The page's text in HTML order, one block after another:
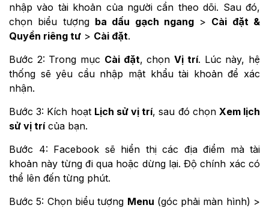
nhập vào tài khoản của người cần theo dõi. Sau đó,
chọn biểu tượng ba dấu gạch ngang> Cài đặt &
Quyền riêng tư > Cài đặt.
Bước 2: Trong mục Cài đặt, chọnVị trí. Lúc này, hệ
thống sẽ yêu cầu nhập mật khẩu tài khoản để xác
nhận.
Bước 3: Kích hoạt Lịch sử vị trí, sau đó chọn Xem lịch
sử vị trícủa bạn.
Bước 4: Facebook sẽ hiển thị các địa điểm mà tài
khoản này từng đi qua hoặc dừng lại. Độ chính xác có
thể lên đến từng phút.
Bước 5: Chọn biểu tượng Menu (góc phải màn hình) >